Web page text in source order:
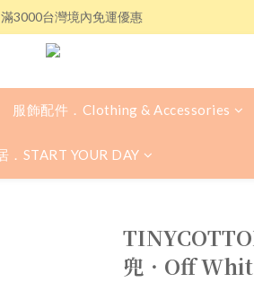
3000台灣境內免運優惠
服飾配件．Clothing & Accessories
．START YOUR DAY
兜．Off